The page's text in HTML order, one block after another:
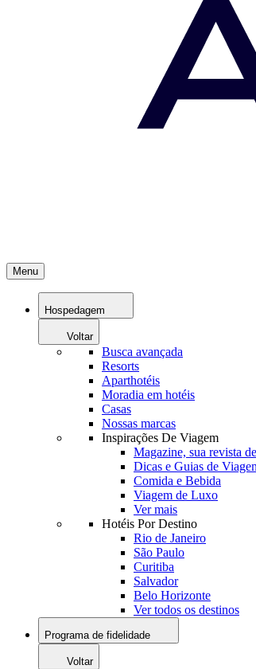
Menu
Hospedagem
Voltar
Busca avançada
Resorts
Aparthotéis
Moradia em hotéis
Casas
Nossas marcas
Inspirações De Viagem
Magazine, sua revista
Dicas e Guias de
Comida e Bebida
Viagem de Luxo
Ver mais
Hotéis Por Destino
Rio de Janeiro
São Paulo
Curitiba
Salvador
Belo Horizonte
Ver todos os destinos
Programa de fidelidade
Voltar